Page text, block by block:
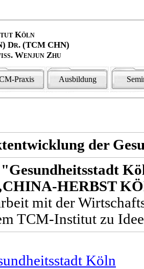
Köln
Dr. (TCM CHN)
Wenjun Zhu
Praxis Ausbildung
der
"Gesundheitsstadt
HERBST
mit der
TCM-Institut zu
Köln